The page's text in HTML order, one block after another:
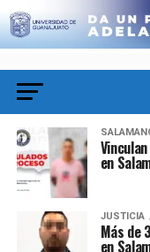
en
JUSTICIA
Más de
en